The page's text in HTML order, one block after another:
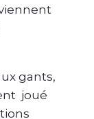
gants,
joué